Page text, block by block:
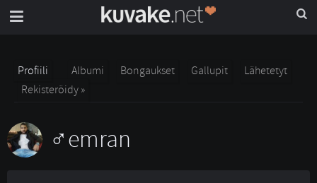
Profiili Albumi Bongaukset Gallupit
Lähetetyt
Rekisteröidy »
emran